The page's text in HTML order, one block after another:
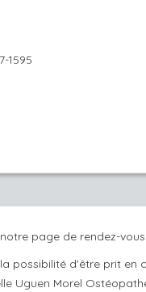
1595
page de rendez-
possibilité d'être prit en
Uguen Morel